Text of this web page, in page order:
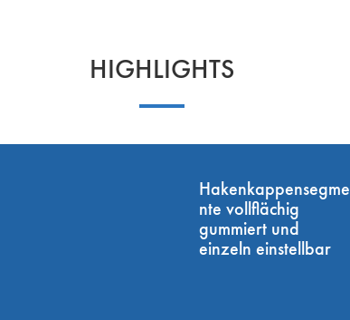
HIGHLIGHTS
Hakenkappensegme
nte vollflächig
gummiert und
einzeln einstellbar